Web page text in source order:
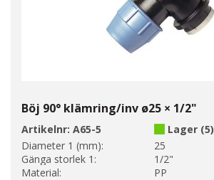
Böj 90° klämring/inv ø25 × 1/2"
Artikelnr: A65-5
Lager (5)
Diameter 1 (mm):
25
Gänga storlek 1:
1/2"
Material:
PP